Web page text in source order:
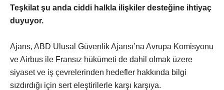
Teşkilat şu anda ciddi halkla ilişkiler desteğine ihtiyaç
duyuyor.
Ajans, ABD Ulusal Güvenlik Ajansı’na Avrupa Komisyonu
ve Airbus ile Fransız hükümeti de dahil olmak üzere
siyaset ve iş çevrelerinden hedefler hakkında bilgi
sızdırdığı için sert eleştirilerle karşı karşıya.